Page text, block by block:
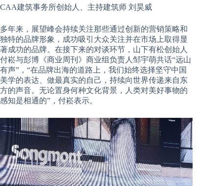
CAA建筑事务所创始人、主持建筑师 刘昊威
多年来，展望峰会持续关注那些通过创新的营销策略和
独特的品牌形象，成功吸引大众关注并在市场上取得显
著成功的品牌。在接下来的对谈环节，山下有松创始人
付崧与彭博《商业周刊》商业组负责人邹宇萌共话“远山
有声”，“在品牌出海的道路上，我们始终选择坚守中国
美学的表达、做最真实的自己，持续向世界传递来自东
方的声音。无论置身何种文化背景，人类对美好事物的
感知是相通的”，付崧表示。